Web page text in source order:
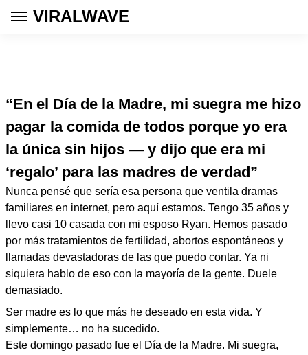
VIRALWAVE
“En el Día de la Madre, mi suegra me hizo
pagar la comida de todos porque yo era
la única sin hijos — y dijo que era mi
‘regalo’ para las madres de verdad”
Nunca pensé que sería esa persona que ventila dramas
familiares en internet, pero aquí estamos. Tengo 35 años y
llevo casi 10 casada con mi esposo Ryan. Hemos pasado
por más tratamientos de fertilidad, abortos espontáneos y
llamadas devastadoras de las que puedo contar. Ya ni
siquiera hablo de eso con la mayoría de la gente. Duele
demasiado.
Ser madre es lo que más he deseado en esta vida. Y
simplemente… no ha sucedido.
Este domingo pasado fue el Día de la Madre. Mi suegra,